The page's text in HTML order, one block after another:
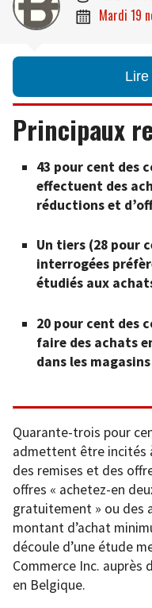
 mardi 19
Principaux
43 pour cent des
effectuent des
réductions et
Un tiers (28 pour
interrogées
étudiés aux
20 pour cent des
faire des achats
dans les
Quarante-trois pour
admettent être incités
des remises et des
offres « achetez-en
gratuitement » ou des
montant d’achat
découle d’une étude
Commerce Inc. auprès
en Belgique.